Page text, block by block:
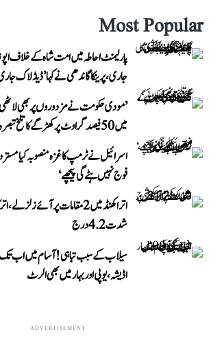
Most Popular
پارلیمنٹ احاطہ میں امت شاہ کے خلاف
جاری، پرینکا گاندھی نے کہا ’ڈیڈلاک
’مودی حکومت نے مزدوروں پر بھی لاٹھی
میں 50 فیصد گراوٹ پر کھڑگے کا تلخ تبصرہ
اسرائیل نے ٹرمپ کا غزہ منصوبہ کیا
فوج نہیں ہٹے گی پیچھے‘
اتراکھنڈ میں 2 مقامات پر آئے
شدت 4.2 درج
اڈیشہ، یوپی اور بہار میں بھی الرٹ
ADVERTISEMENT